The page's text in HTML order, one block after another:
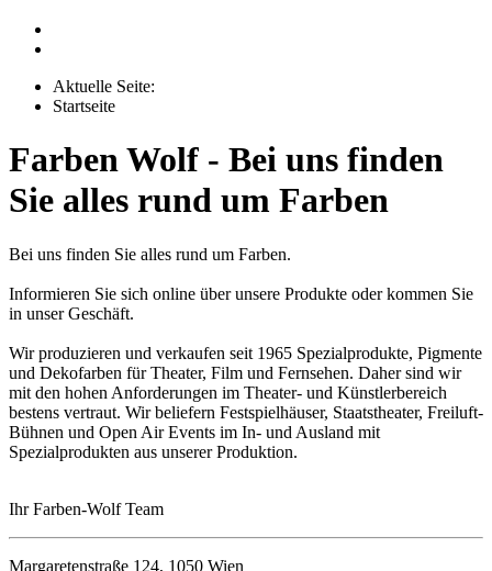
Aktuelle Seite:
Startseite
Farben Wolf - Bei uns finden
Sie alles rund um Farben
Bei uns finden Sie alles rund um Farben.
Informieren Sie sich online über unsere Produkte oder kommen Sie
in unser Geschäft.
Wir produzieren und verkaufen seit 1965 Spezialprodukte, Pigmente
und Dekofarben für Theater, Film und Fernsehen. Daher sind wir
mit den hohen Anforderungen im Theater- und Künstlerbereich
bestens vertraut. Wir beliefern Festspielhäuser, Staatstheater, Freiluft-
Bühnen und Open Air Events im In- und Ausland mit
Spezialprodukten aus unserer Produktion.
Ihr Farben-Wolf Team
Margaretenstraße 124, 1050 Wien